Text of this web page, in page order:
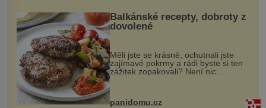
Balkánské recepty, dobroty z
dovolené
Měli jste se krásně, ochutnali jste
zajímavé pokrmy a rádi byste si ten
zážitek zopakovali? Není nic
snazšího. Pljeskavica (10 porcí)
Možná jste ji ochutnali na dovolené v
bývalé Jugoslávii, lze ji vi...
panidomu.cz